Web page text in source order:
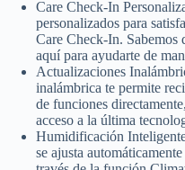
Care Check-In
personalizados para
Care Check-In. Sabemos
aquí para ayudarte de
Actualizaciones
inalámbrica te permite
de funciones
acceso a la última
Humidificación
se ajusta